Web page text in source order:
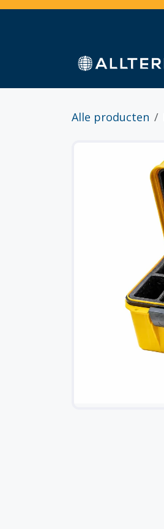
Overslaan naar inhoud
Alle producten